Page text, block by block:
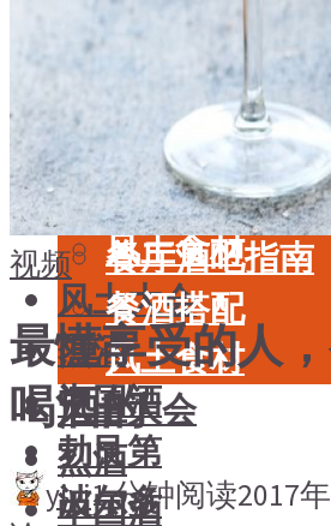
品鉴专栏
美食
餐厅酒吧指南
餐酒搭配
风土食材
风土大会
烈酒
中国酒
勃艮第
波尔多
留学教育
名庄
品鉴专栏
美食
餐厅酒吧指南
餐酒搭配
风土食材
风土大会
烈酒
中国酒
视频
最懂享受的人
喝酒的
yiyi1 分钟阅读2017